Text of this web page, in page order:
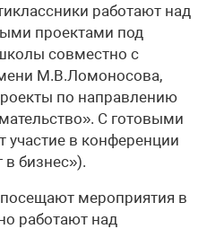
работают над
проектами под
совместно с
М.В.Ломоносова,
по направлению
С готовыми
участие в конференции
бизнес»).
мероприятия в
работают над